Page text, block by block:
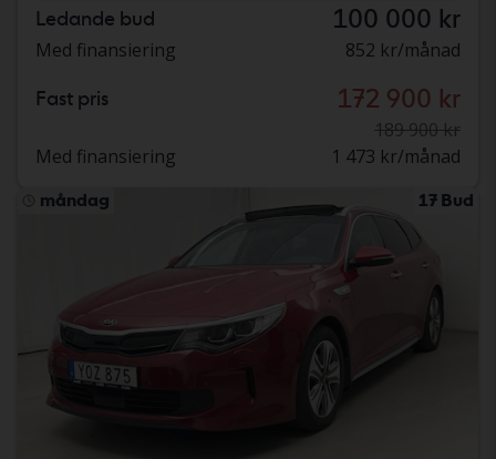
Ledande bud 100 000 kr
Med finansiering 852 kr/månad
Fast pris 172 900 kr
189 900 kr
Med finansiering
1 473 kr/månad
måndag 17 Bud